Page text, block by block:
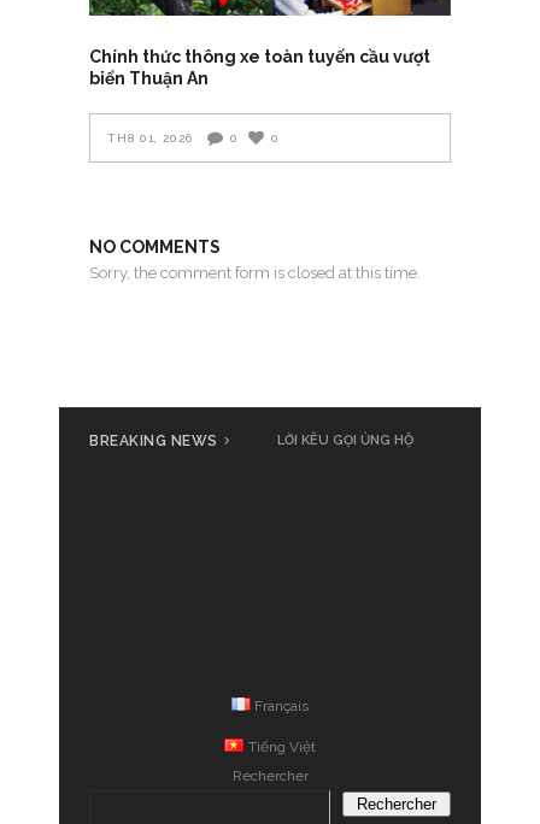
Chính thức thông xe toàn tuyến cầu vượt
biển Thuận An
TH8 01, 2026 0 0
NO COMMENTS
Sorry, the comment form is closed at this time.
BREAKING NEWS LỜI KÊU GỌI ỦNG HỘ
Français
Tiếng Việt
Rechercher
Rechercher